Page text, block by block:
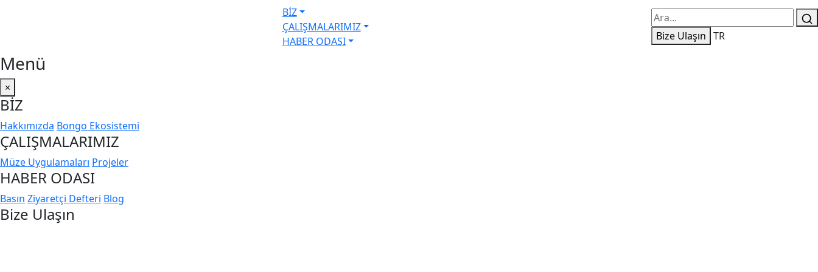
BİZ
ÇALIŞMALARIMIZ
HABER ODASI
Bize Ulaşın TR
Menü
×
BİZ
Hakkımızda Bongo Ekosistemi
ÇALIŞMALARIMIZ
Müze Uygulamaları Projeler
HABER ODASI
Basın Ziyaretçi Defteri Blog
Bize Ulaşın